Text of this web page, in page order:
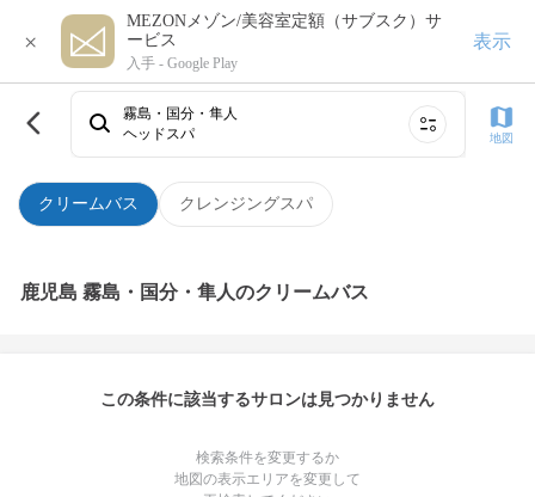
×
MEZONメゾン/美容室定額（サブスク）サ
ービス
入手 - Google Play
表示
クリームバス クレンジングスパ
霧島・国分・隼人
ヘッドスパ
地図
鹿児島 霧島・国分・隼人のクリームバス
この条件に該当するサロンは見つかりません
検索条件を変更するか
地図の表示エリアを変更して